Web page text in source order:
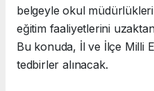
belgeyle okul
eğitim faaliyetlerini
Bu konuda, İl ve İlçe Milli
tedbirler alınacak.